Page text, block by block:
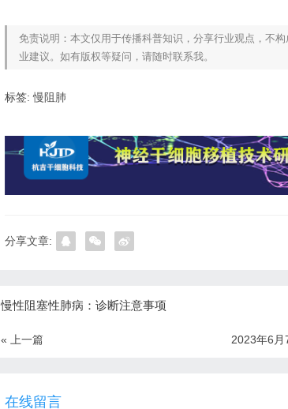
免责说明：本文仅用于传播科普知识，分享行业观点，不
业建议。如有版权等疑问，请随时联系我。
标签:慢阻肺
分享文章:
慢性阻塞性肺病：诊断注意事项
« 上一篇 2023年6月
在线留言